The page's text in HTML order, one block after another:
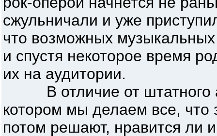
сжульничали и уже
что возможных
и спустя некоторое время
их на аудитории.
В отличие от штатного
котором мы делаем все, что
потом решают, нравится ли